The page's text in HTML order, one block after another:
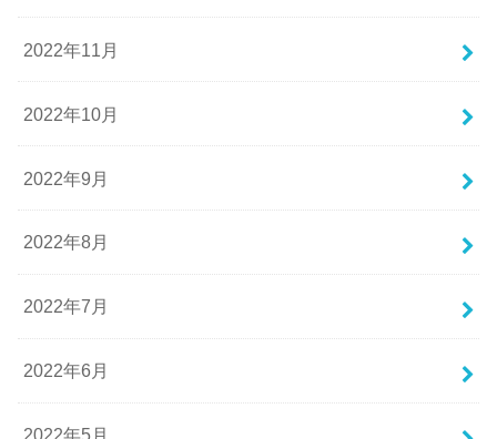
2022年11月
2022年10月
2022年9月
2022年8月
2022年7月
2022年6月
2022年5月